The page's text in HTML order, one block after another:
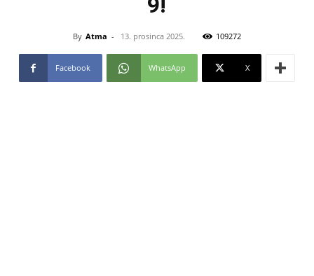
By Atma - 13. prosinca 2025. 109272
Facebook WhatsApp X